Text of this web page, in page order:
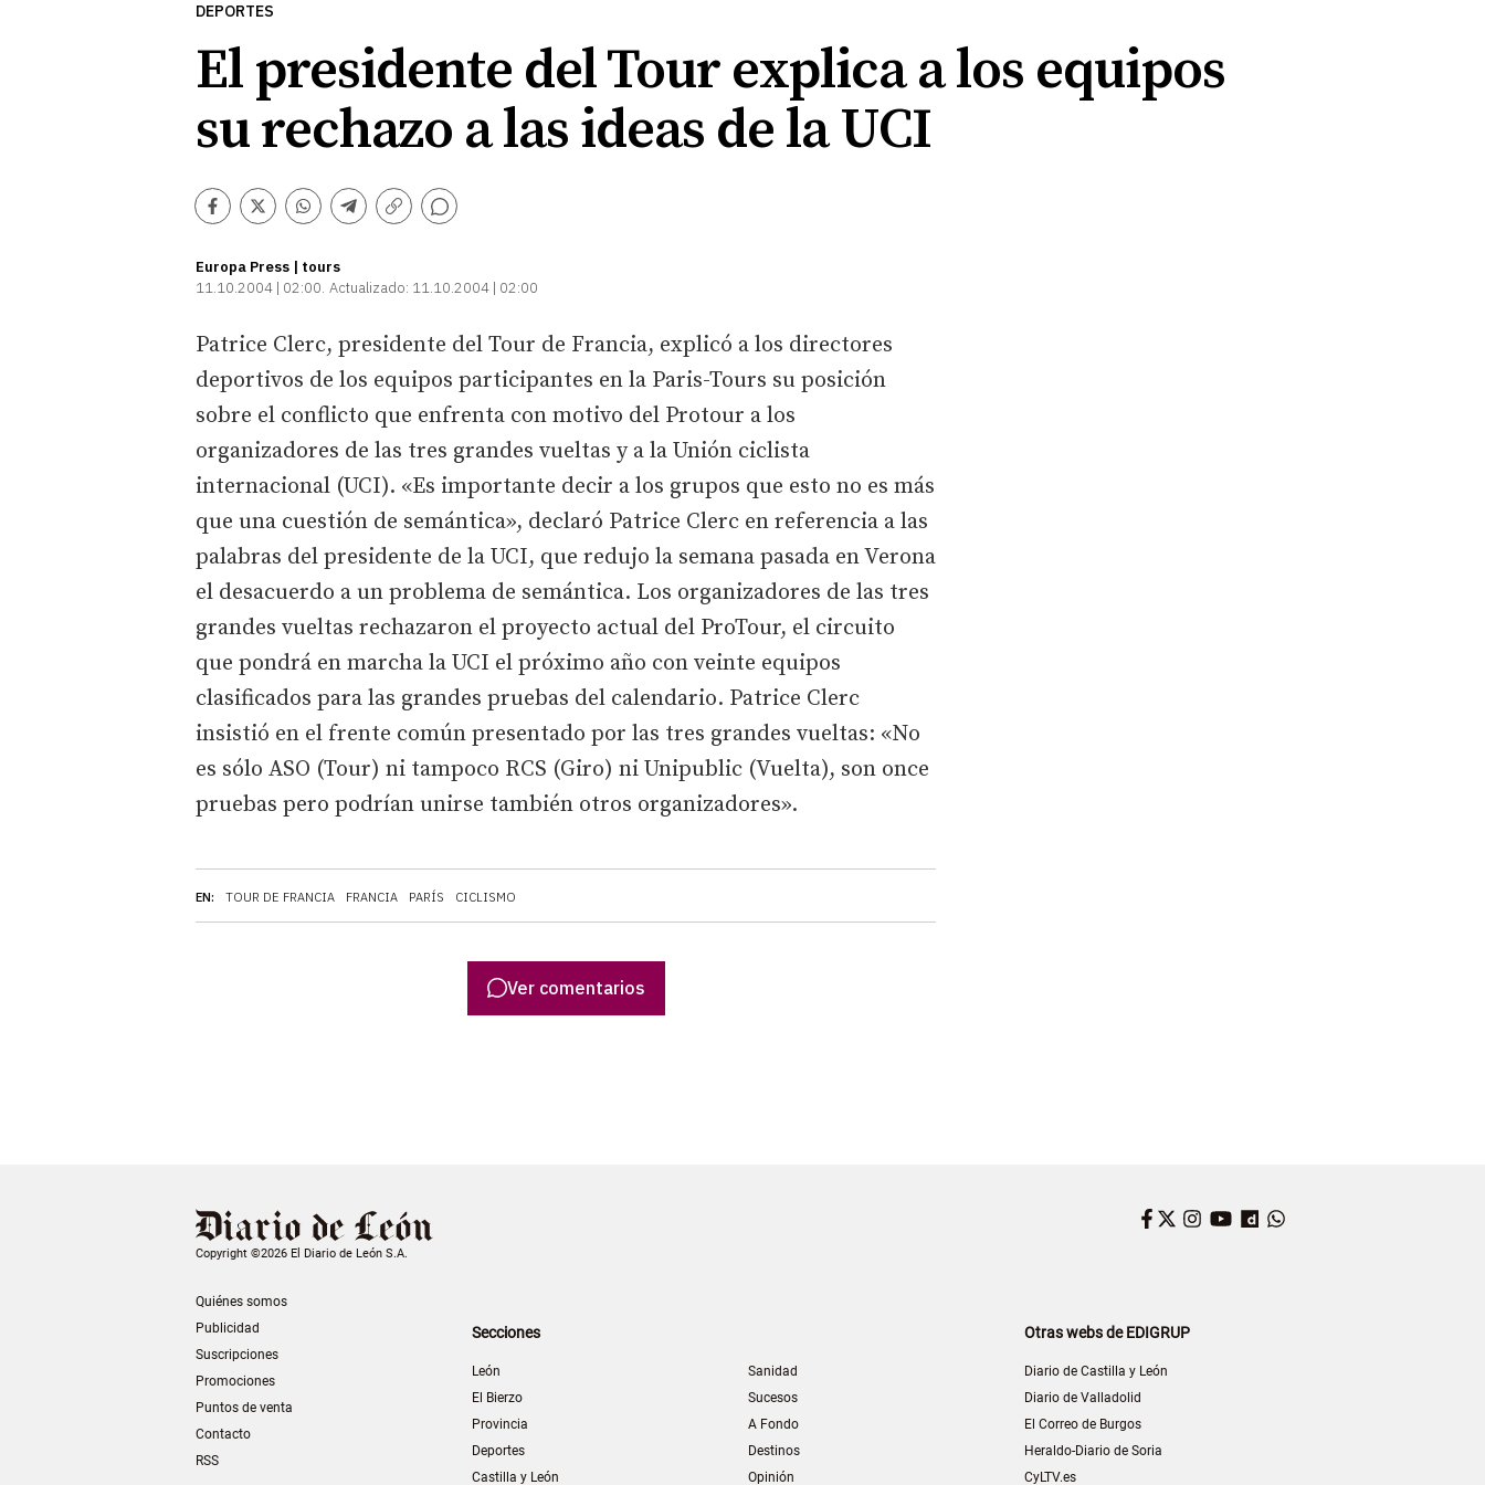
DEPORTES
El presidente del Tour explica a los equipos
su rechazo a las ideas de la UCI
Facebook
TwitterWhatsapp
Telegram
Copiar
Comentarios
Europa Press | tours
11.10.2004 | 02:00 Actualizado: 11.10.2004 | 02:00
EN: TOUR DE FRANCIA FRANCIA PARÍS CICLISMO
Patrice Clerc, presidente del Tour de Francia, explicó a los directores
deportivos de los equipos participantes en la Paris-Tours su posición
sobre el conflicto que enfrenta con motivo del Protour a los
organizadores de las tres grandes vueltas y a la Unión ciclista
internacional (UCI). «Es importante decir a los grupos que esto no es más
que una cuestión de semántica», declaró Patrice Clerc en referencia a las
palabras del presidente de la UCI, que redujo la semana pasada en Verona
el desacuerdo a un problema de semántica. Los organizadores de las tres
grandes vueltas rechazaron el proyecto actual del ProTour, el circuito
que pondrá en marcha la UCI el próximo año con veinte equipos
clasificados para las grandes pruebas del calendario. Patrice Clerc
insistió en el frente común presentado por las tres grandes vueltas: «No
es sólo ASO (Tour) ni tampoco RCS (Giro) ni Unipublic (Vuelta), son once
pruebas pero podrían unirse también otros organizadores».
Ver comentarios
Copyright ©2026 El Diario de León S.A.
Quiénes somos
Publicidad
Suscripciones
Promociones
Puntos de venta
Contacto
RSS
Facebook
Twitter
Instagram
YouTube
Dailymotion
Secciones
León
El Bierzo
Provincia
Deportes
Castilla y León
Sanidad
Sucesos
A Fondo
Destinos
Opinión
Otras webs de EDIGRUP
Diario de Castilla y León
Diario de Valladolid
El Correo de Burgos
Heraldo-Diario de Soria
CyLTV.es